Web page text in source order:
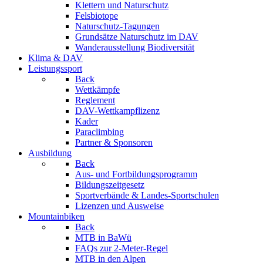
Klettern und Naturschutz
Felsbiotope
Naturschutz-Tagungen
Grundsätze Naturschutz im DAV
Wanderausstellung Biodiversität
Klima & DAV
Leistungssport
Back
Wettkämpfe
Reglement
DAV-Wettkampflizenz
Kader
Paraclimbing
Partner & Sponsoren
Ausbildung
Back
Aus- und Fortbildungsprogramm
Bildungszeitgesetz
Sportverbände & Landes-Sportschulen
Lizenzen und Ausweise
Mountainbiken
Back
MTB in BaWü
FAQs zur 2-Meter-Regel
MTB in den Alpen